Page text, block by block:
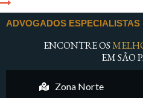
ADVOGADOS ESPECIALISTAS
ENCONTRE OS
EM SÃO
Zona Norte